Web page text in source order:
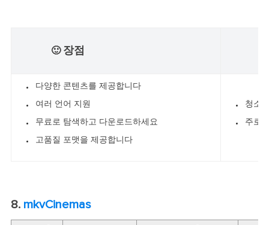
🙂 장점
다양한 콘텐츠를 제공합니다
여러 언어 지원
무료로 탐색하고 다운로드하세요
고품질 포맷을 제공합니다
청소
주로
8. mkvCinemas